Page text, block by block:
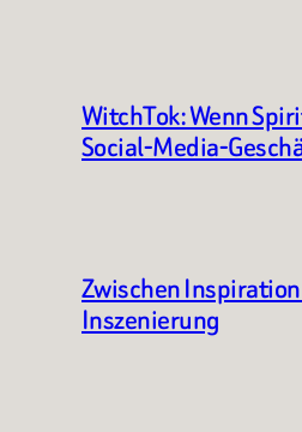
WitchTok: Wenn
Social-Media-
Zwischen
Inszenierung